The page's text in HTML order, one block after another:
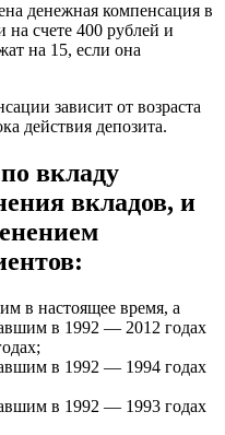
денежная компенсация в
на счете 400 рублей и
на 15, если она
зависит от возраста
действия депозита.
вкладу
вкладов, и
в настоящее время, а
в 1992 — 2012 годах
в 1992 — 1994 годах
в 1992 — 1993 годах